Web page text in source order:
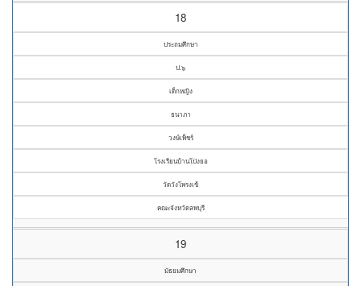
18
ประถมศึกษา
ป.๖
เด็กหญิง
ธนาภา
วงษ์เพ็ชร์
โรงเรียนบ้านโป่งยอ
วัดวังโพรงเข้
คณะจังหวัดลพบุรี
19
มัธยมศึกษา